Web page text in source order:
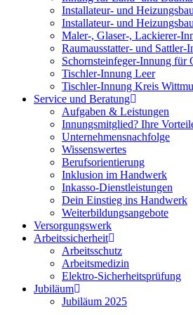
Installateur- und
Installateur- und
Maler-, Glaser-, Lackierer-
Raumausstatter- und
Schornsteinfeger-Innung für
Tischler-Innung Leer
Tischler-Innung Kreis
Service und Beratung
Aufgaben & Leistungen
Innungsmitglied? Ihre
Unternehmensnachfolge
Wissenswertes
Berufsorientierung
Inklusion im Handwerk
Inkasso-Dienstleistungen
Dein Einstieg ins Handwerk
Weiterbildungsangebote
Versorgungswerk
Arbeitssicherheit
Arbeitsschutz
Arbeitsmedizin
Elektro-Sicherheitsprüfung
Jubiläum
Jubiläum 2025